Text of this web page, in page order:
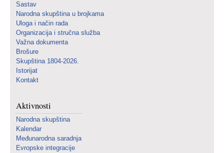
Sastav
Narodna skupština u brojkama
Uloga i način rada
Organizacija i stručna služba
Važna dokumenta
Brošure
Skupština 1804-2026.
Istorijat
Kontakt
Aktivnosti
Narodna skupština
Kalendar
Međunarodna saradnja
Evropske integracije